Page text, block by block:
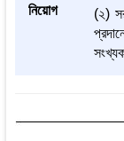
নিয়োগ
(২)